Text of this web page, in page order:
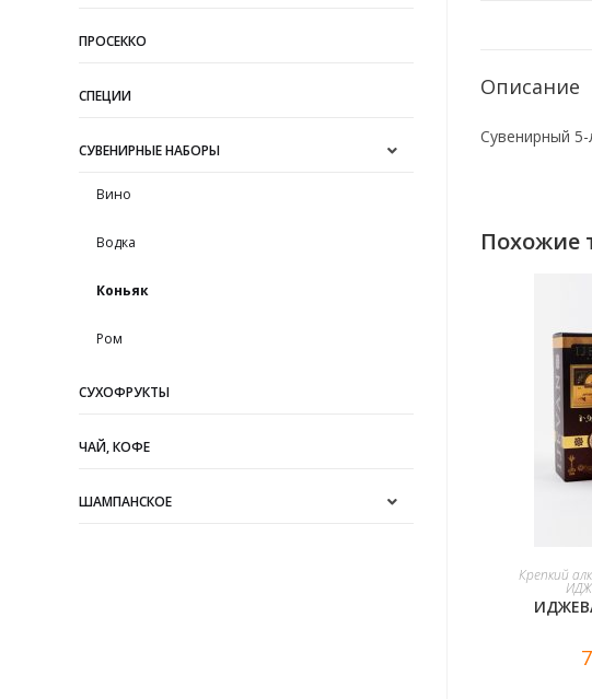
Описание
Сувенирный
Похожие
Крепкий
ПРОСЕККО
СПЕЦИИ
СУВЕНИРНЫЕ НАБОРЫ
Вино
Водка
Коньяк
Ром
СУХОФРУКТЫ
ЧАЙ, КОФЕ
ШАМПАНСКОЕ